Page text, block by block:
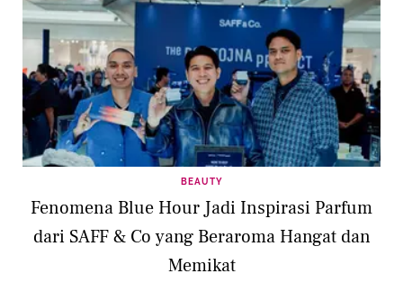
BEAUTY
Fenomena Blue Hour Jadi Inspirasi Parfum
dari SAFF & Co yang Beraroma Hangat dan
Memikat